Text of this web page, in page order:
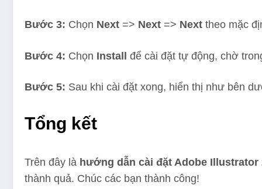
Bước 3: Chọn Next => Next => Next theo mặc
Bước 4: Chọn Install để cài đặt tự động, chờ
Bước 5: Sau khi cài đặt xong, hiển thị như bên
Tổng kết
Trên đây là hướng dẫn cài đặt Adobe Illustrator
thành quả. Chúc các bạn thành công!